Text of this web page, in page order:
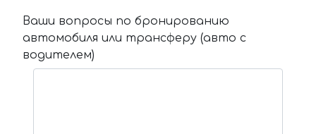
Ваши вопросы по бронированию
автомобиля или трансферу (авто с
водителем)